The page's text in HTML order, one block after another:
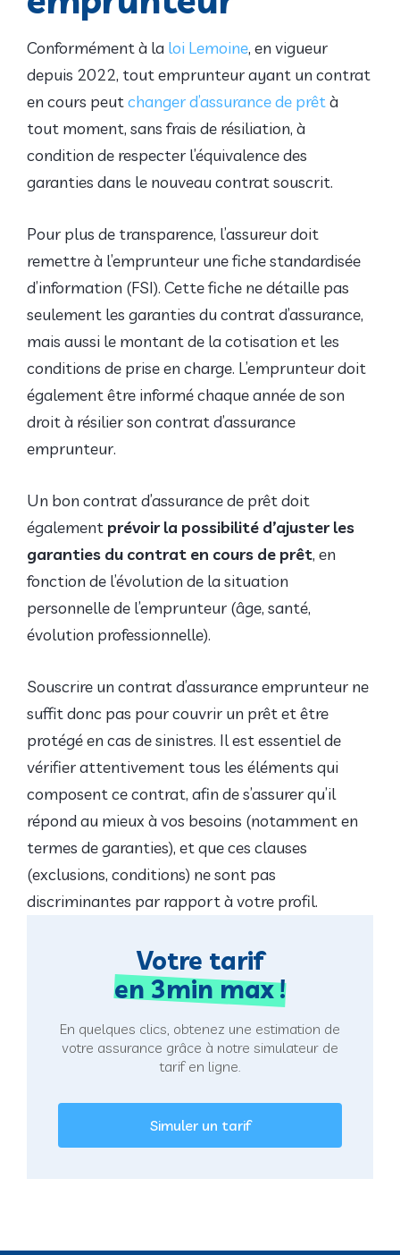
Votre tarif
en 3min max !
En quelques clics, obtenez une estimation de
votre assurance grâce à notre simulateur de
tarif en ligne.
Simuler un tarif
Conformément à la loi Lemoine, en vigueur
depuis 2022, tout emprunteur ayant un contrat
en cours peutchanger d’assurance de prêtà
tout moment, sans frais de résiliation, à
condition de respecter l’équivalence des
garanties dans le nouveau contrat souscrit.
Pour plus de transparence, l’assureur doit
remettre à l’emprunteur une fiche standardisée
d’information (FSI). Cette fiche ne détaille pas
seulement les garanties du contrat d’assurance,
mais aussi le montant de la cotisation et les
conditions de prise en charge. L’emprunteur doit
également être informé chaque année de son
droit à résilier son contrat d’assurance
emprunteur.
Un bon contrat d’assurance de prêt doit
également prévoir la possibilité d’ajuster les
garanties du contrat en cours de prêt, en
fonction de l’évolution de la situation
personnelle de l’emprunteur (âge, santé,
évolution professionnelle).
Souscrire un contrat d’assurance emprunteur ne
suffit donc pas pour couvrir un prêt et être
protégé en cas de sinistres. Il est essentiel de
vérifier attentivement tous les éléments qui
composent ce contrat, afin de s’assurer qu’il
répond au mieux à vos besoins (notamment en
termes de garanties), et que ces clauses
(exclusions, conditions) ne sont pas
discriminantes par rapport à votre profil.